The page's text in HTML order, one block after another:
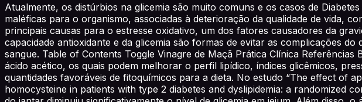
Atualmente, os distúrbios na glicemia são muito comuns e os casos de
maléficas para o organismo, associadas à deterioração da qualidade de vida,
principais causas para o estresse oxidativo, um dos fatores causadores da
capacidade antioxidante e da glicemia são formas de evitar as complicações
sangue. Table of Contents Toggle Vinagre de Maçã Prática Clínica
ácido acético, os quais podem melhorar o perfil lipídico, índices glicêmicos,
quantidades favoráveis de fitoquímicos para a dieta. No estudo “The effect of
homocysteine in patients with type 2 diabetes and dyslipidemia: a randomized